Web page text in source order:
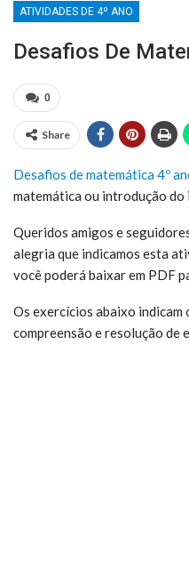
ATIVIDADES DE 4º ANO
Desafios De
0
Share
Desafios de matemática 4º
matemática ou introdução do
Queridos amigos e
alegria que indicamos esta
você poderá baixar em PDF
Os exercícios abaixo
compreensão e resolução de